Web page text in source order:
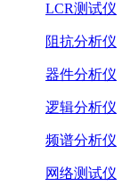
LCR测试仪
阻抗分析仪
器件分析仪
逻辑分析仪
频谱分析仪
网络测试仪